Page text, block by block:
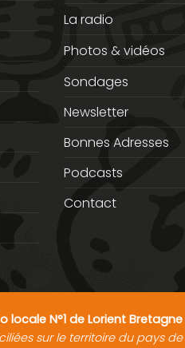
La radio
Photos & vidéos
Sondages
Newsletter
Bonnes Adresses
Podcasts
Contact
locale N°1 de Lorient Bretagne
sur le territoire du pays